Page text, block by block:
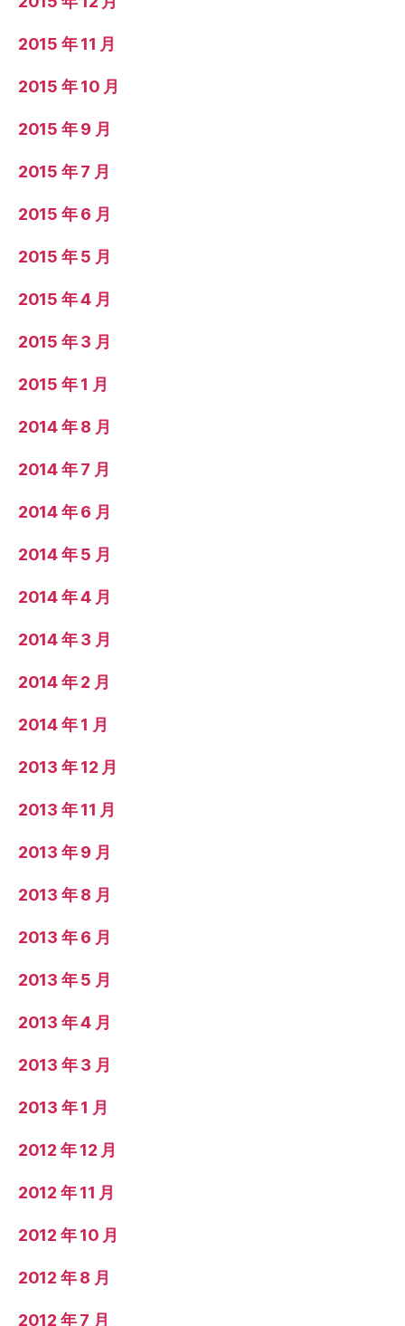
2015 年 11 月
2015 年 10 月
2015 年 9 月
2015 年 7 月
2015 年 6 月
2015 年 5 月
2015 年 4 月
2015 年 3 月
2015 年 1 月
2014 年 8 月
2014 年 7 月
2014 年 6 月
2014 年 5 月
2014 年 4 月
2014 年 3 月
2014 年 2 月
2014 年 1 月
2013 年 12 月
2013 年 11 月
2013 年 9 月
2013 年 8 月
2013 年 6 月
2013 年 5 月
2013 年 4 月
2013 年 3 月
2013 年 1 月
2012 年 12 月
2012 年 11 月
2012 年 10 月
2012 年 8 月
2012 年 7 月